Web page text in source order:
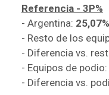
Referencia - 3P%
- Argentina: 25,07%
- Resto de los
- Diferencia vs.
- Equipos de podio:
- Diferencia vs.